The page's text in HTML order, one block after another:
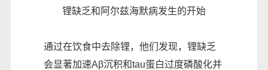
锂缺乏和阿尔兹海默病发生的开始
通过在饮食中去除锂，他们发现，锂缺乏
会显著加速Aβ沉积和tau蛋白过度磷酸化并